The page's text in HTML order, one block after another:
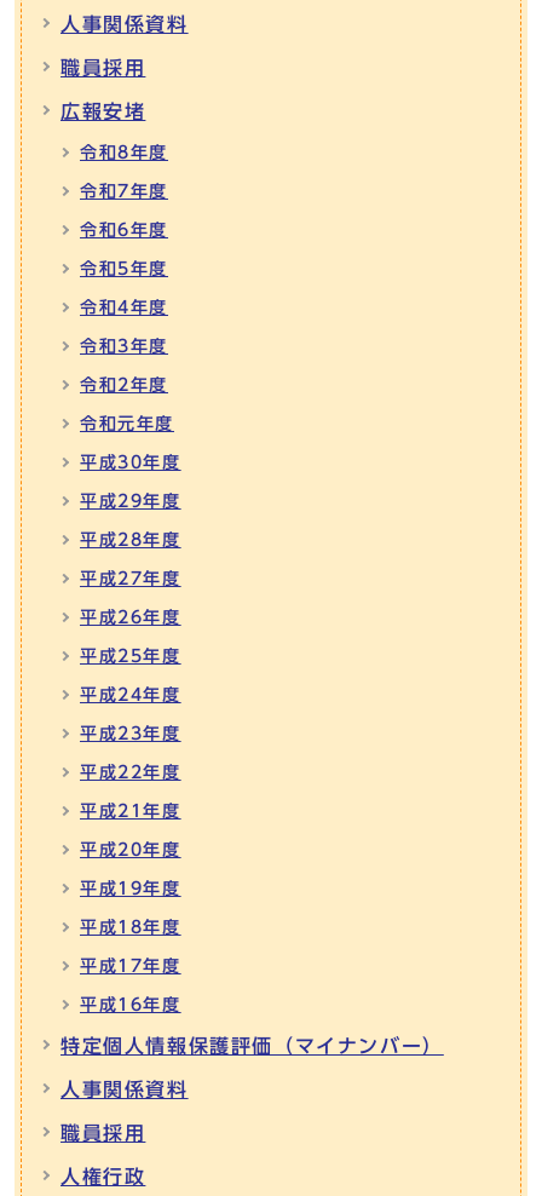
人事関係資料
職員採用
広報安堵
令和8年度
令和7年度
令和6年度
令和5年度
令和4年度
令和3年度
令和2年度
令和元年度
平成30年度
平成29年度
平成28年度
平成27年度
平成26年度
平成25年度
平成24年度
平成23年度
平成22年度
平成21年度
平成20年度
平成19年度
平成18年度
平成17年度
平成16年度
特定個人情報保護評価（マイナンバー）
人事関係資料
職員採用
人権行政